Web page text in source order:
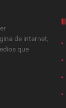
de internet,
que